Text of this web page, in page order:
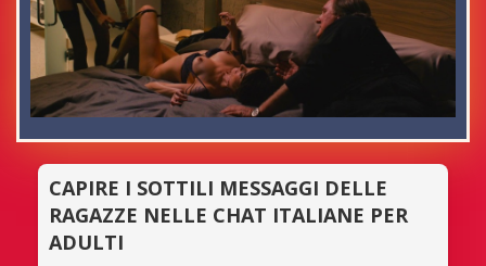
CAPIRE I SOTTILI MESSAGGI DELLE
RAGAZZE NELLE CHAT ITALIANE PER
ADULTI